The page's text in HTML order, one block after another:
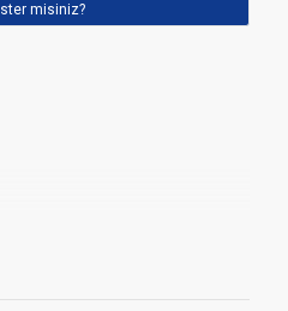
misiniz?